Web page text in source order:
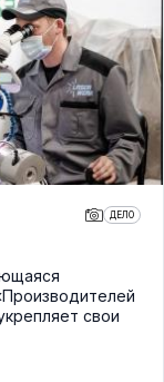
ДЕЛО
свои